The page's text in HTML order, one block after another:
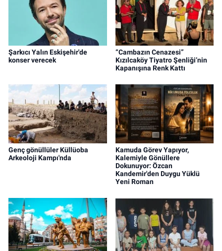
Şarkıcı Yalın Eskişehir'de
konser verecek
“Cambazın Cenazesi”
Kızılcaköy Tiyatro Şenliği’nin
Kapanışına Renk Kattı
Genç gönüllüler Küllüoba
Arkeoloji Kampı'nda
Kamuda Görev Yapıyor,
Kalemiyle Gönüllere
Dokunuyor: Özcan
Kandemir'den Duygu Yüklü
Yeni Roman